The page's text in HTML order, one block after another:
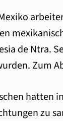
de Ntra.
Zum
hatten
zu